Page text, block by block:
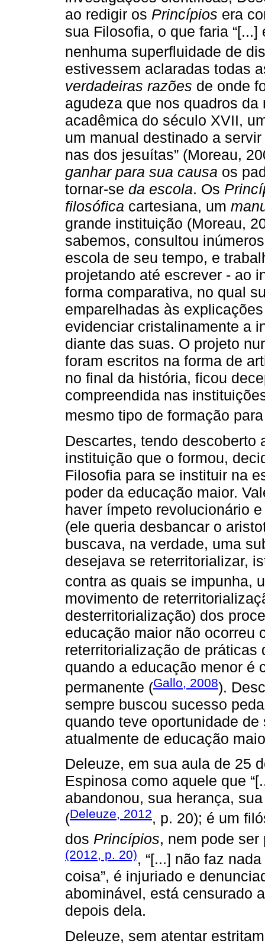
ao redigir os Princípios era
sua Filosofia, o que faria
nenhuma superfluidade de
estivessem aclaradas todas
verdadeiras razões de onde
agudeza que nos quadros
acadêmica do século XVII,
um manual destinado a
nas dos jesuítas” (Moreau,
ganhar para sua causa os
tornar-se da escola. Os
filosófica cartesiana, um
grande instituição (Moreau,
sabemos, consultou
escola de seu tempo, e
projetando até escrever - ao
forma comparativa, no qual
emparelhadas às
evidenciar cristalinamente a
diante das suas. O projeto
foram escritos na forma de
no final da história, ficou
compreendida nas
mesmo tipo de formação
Descartes, tendo descoberto
instituição que o formou,
Filosofia para se instituir na
poder da educação maior.
haver ímpeto revolucionário
(ele queria desbancar o
buscava, na verdade, uma
desejava se reterritorializar,
contra as quais se impunha,
movimento de
desterritorialização) dos
educação maior não ocorreu
reterritorialização de práticas
quando a educação menor é
permanente (Gallo, 2008).
sempre buscou sucesso
quando teve oportunidade
atualmente de educação
Deleuze, em sua aula de 25
Espinosa como aquele que
abandonou, sua herança,
(Deleuze, 2012, p. 20); é um
dos Princípios, nem pode
(2012, p. 20), “[...] não faz
coisa”, é injuriado e
abominável, está censurado
depois dela.
Deleuze, sem atentar